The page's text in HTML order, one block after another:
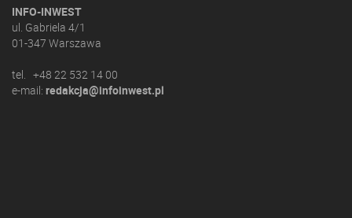
INFO-INWEST
ul. Gabriela 4/1
01-347 Warszawa
tel. +48 22 532 14 00
e-mail: redakcja@infoinwest.pl